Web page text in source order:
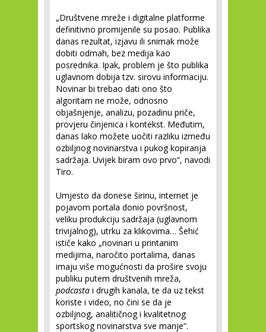
„Društvene mreže i digitalne platforme
definitivno promijenile su posao. Publika
danas rezultat, izjavu ili snimak može
dobiti odmah, bez medija kao
posrednika. Ipak, problem je što publika
uglavnom dobija tzv. sirovu informaciju.
Novinar bi trebao dati ono što
algoritam ne može, odnosno
objašnjenje, analizu, pozadinu priče,
provjeru činjenica i kontekst. Međutim,
danas lako možete uočiti razliku između
ozbiljnog novinarstva i pukog kopiranja
sadržaja. Uvijek biram ovo prvo“, navodi
Tiro.
Umjesto da donese širinu, internet je
pojavom portala donio površnost,
veliku produkciju sadržaja (uglavnom
trivijalnog), utrku za klikovima… Šehić
ističe kako „novinari u printanim
medijima, naročito portalima, danas
imaju više mogućnosti da prošire svoju
publiku putem društvenih mreža,
podcasta i drugih kanala, te da uz tekst
koriste i video, no čini se da je
ozbiljnog, analitičnog i kvalitetnog
sportskog novinarstva sve manje“.